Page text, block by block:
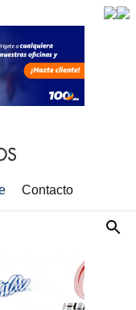
Contacto